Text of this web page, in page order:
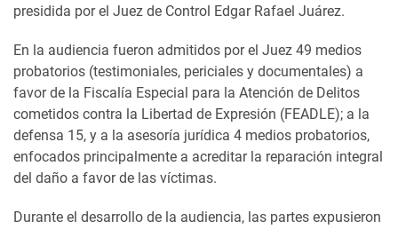
presidida por el Juez de Control Edgar Rafael Juárez.
En la audiencia fueron admitidos por el Juez 49 medios
probatorios (testimoniales, periciales y documentales) a
favor de la Fiscalía Especial para la Atención de Delitos
cometidos contra la Libertad de Expresión (FEADLE); a la
defensa 15, y a la asesoría jurídica 4 medios probatorios,
enfocados principalmente a acreditar la reparación integral
del daño a favor de las víctimas.
Durante el desarrollo de la audiencia, las partes expusieron